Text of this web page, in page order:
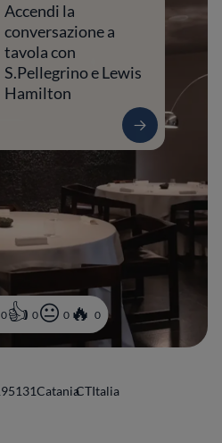
0 0 0 0
Accendi la
conversazione a
tavola con
S.Pellegrino e Lewis
Hamilton
95131CataniaCTItalia